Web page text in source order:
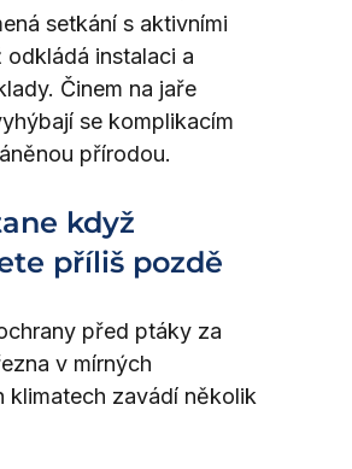
setkání s aktivními
odkládá instalaci a
Činem na jaře
se komplikacím
přírodou.
když
příliš pozdě
před ptáky za
v mírných
klimatech zavádí několik